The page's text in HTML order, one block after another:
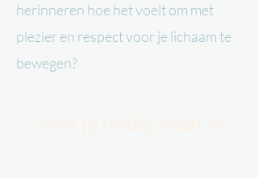
herinneren hoe het voelt om met
plezier en respect voor je lichaam te
bewegen?